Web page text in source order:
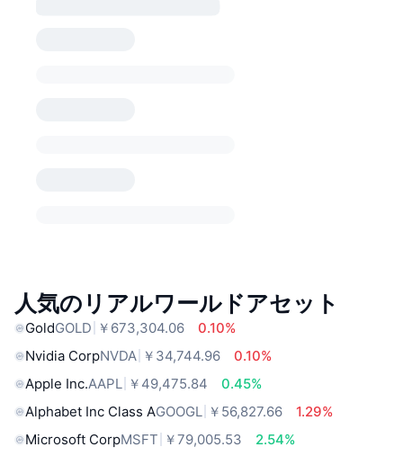
人気のリアルワールドアセット
GoldGOLD ￥673,304.06
0.10%
Nvidia CorpNVDA ￥34,744.96
0.10%
Apple Inc.AAPL ￥49,475.84
0.45%
Alphabet Inc Class AGOOGL ￥56,827.66
1.29%
Microsoft CorpMSFT ￥79,005.53
2.54%